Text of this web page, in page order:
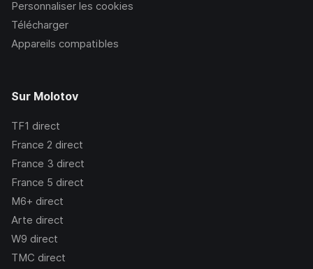
Personnaliser les cookies
Télécharger
Appareils compatibles
Sur Molotov
TF1 direct
France 2 direct
France 3 direct
France 5 direct
M6+ direct
Arte direct
W9 direct
TMC direct